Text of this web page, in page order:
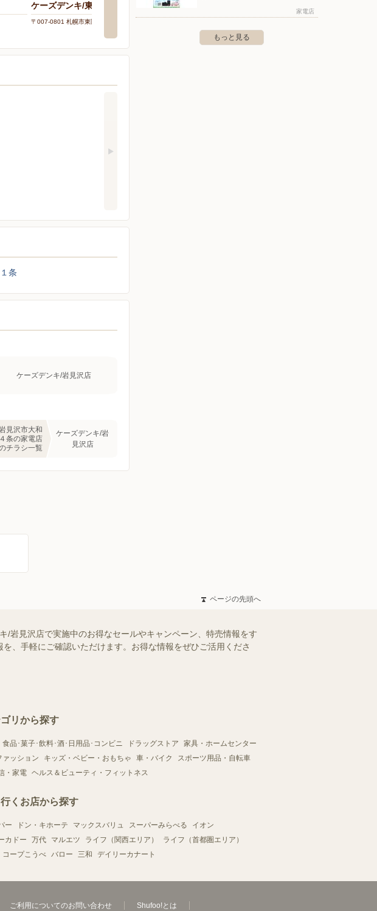
ケーズデンキ/東苗穂店
〒007-0801 札幌市東区東苗穂1条3-1-15
条
ケーズデンキ/岩見沢店
見沢市大和
４条の家電店
チラシ一覧
ケーズデンキ/岩
見沢店
家電店
もっと見る
ページの先頭へ
/岩見沢店で実施中のお得なセールやキャンペーン、特売情報をす
、手軽にご確認いただけます。お得な情報をぜひご活用くださ
リから探す
食品･菓子･飲料･酒･日用品･コンビニ ドラッグストア
家具・ホームセンター
ァッション キッズ・ベビー・おもちゃ 車・バイク
スポーツ用品・自転車
・家電 ヘルス＆ビューティ・フィットネス
くお店から探す
ー ドン・キホーテ マックスバリュ スーパーみらべる
イオン
カドー
万代 マルエツ ライフ（関西エリア）
ライフ（首都圏エリア）
コープこうべ バロー 三和 デイリーカナート
ご利用についてのお問い合わせ Shufoo!とは